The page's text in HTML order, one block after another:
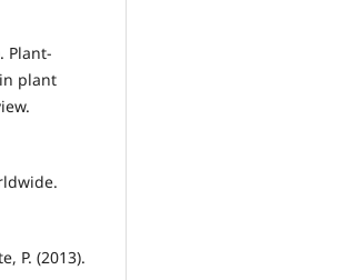
Plant-
plant
P. (2013).